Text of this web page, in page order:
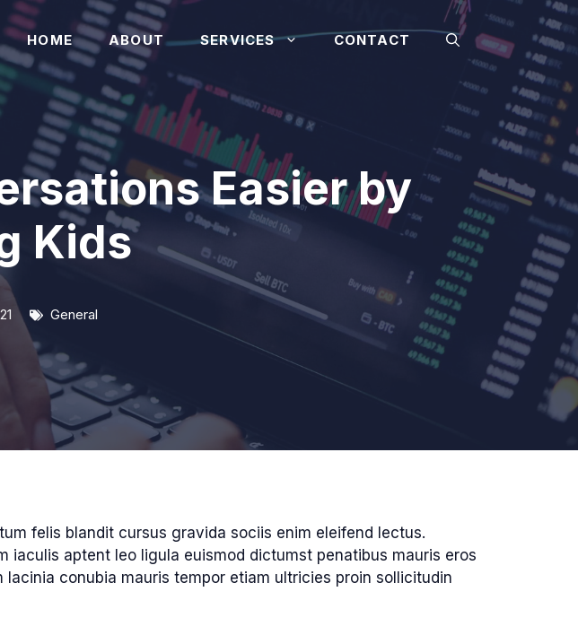
HOME ABOUT SERVICES CONTACT
Easier by
Kids
General
felis blandit cursus gravida sociis enim eleifend lectus.
aptent leo ligula euismod dictumst penatibus mauris eros
conubia mauris tempor etiam ultricies proin sollicitudin